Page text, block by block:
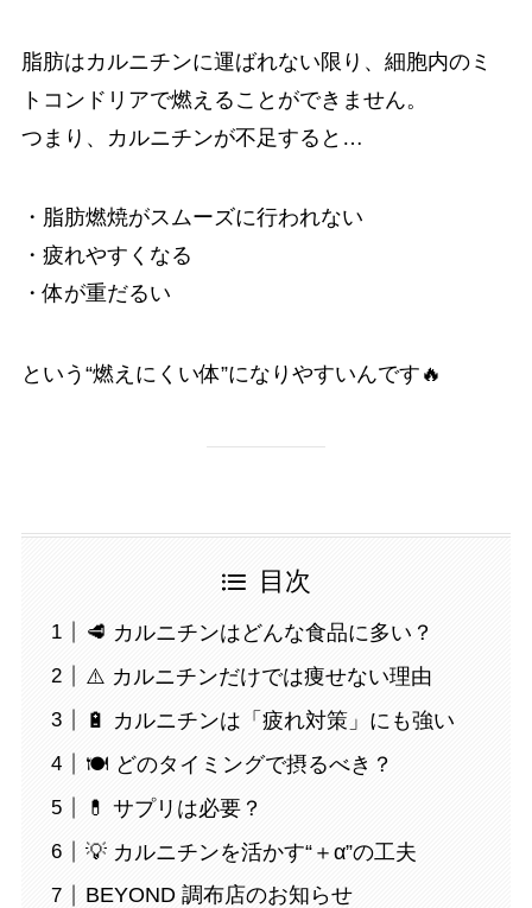
脂肪はカルニチンに運ばれない限り、細胞内のミ
トコンドリアで燃えることができません。
つまり、カルニチンが不足すると…
・脂肪燃焼がスムーズに行われない
・疲れやすくなる
・体が重だるい
という“燃えにくい体”になりやすいんです🔥
目次
🥩 カルニチンはどんな食品に多い？
⚠️ カルニチンだけでは痩せない理由
🔋 カルニチンは「疲れ対策」にも強い
🍽 どのタイミングで摂るべき？
💊 サプリは必要？
💡 カルニチンを活かす“＋α”の工夫
BEYOND 調布店のお知らせ